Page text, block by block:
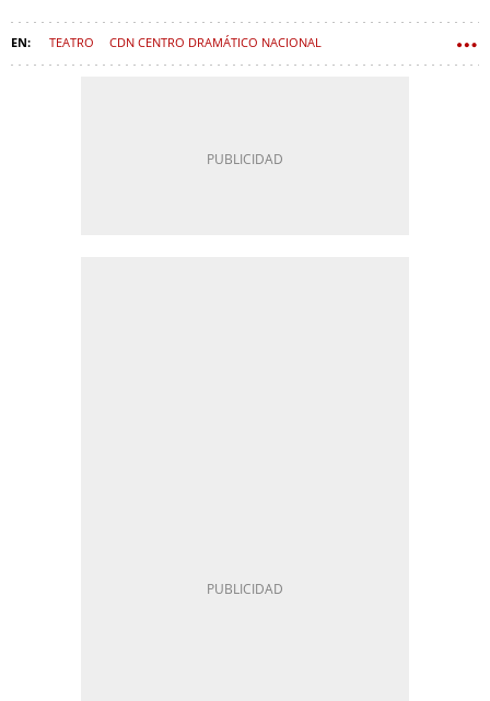
TEATRO CDN CENTRO DRAMÁTICO NACIONAL